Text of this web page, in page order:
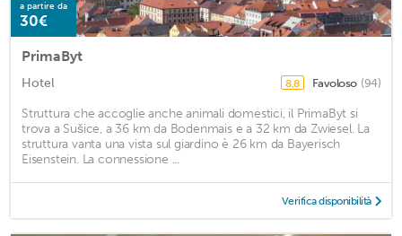
a partire da
30€
PrimaByt
Hotel 8,8 Favoloso (94)
Struttura che accoglie anche animali domestici, il PrimaByt si
trova a Sušice, a 36 km da Bodenmais e a 32 km da Zwiesel. La
struttura vanta una vista sul giardino è 26 km da Bayerisch
Eisenstein. La connessione ...
Verifica disponibilità